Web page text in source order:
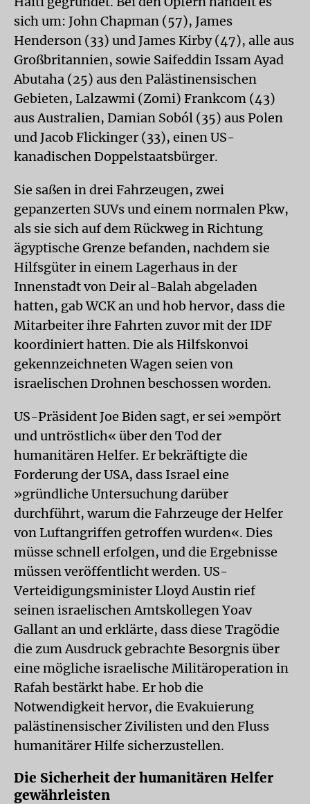
sich um: John Chapman (57), James
Henderson (33) und James Kirby (47), alle aus
Großbritannien, sowie Saifeddin Issam Ayad
Abutaha (25) aus den Palästinensischen
Gebieten, Lalzawmi (Zomi) Frankcom (43)
aus Australien, Damian Soból (35) aus Polen
und Jacob Flickinger (33), einen US-
kanadischen Doppelstaatsbürger.
Sie saßen in drei Fahrzeugen, zwei
gepanzerten SUVs und einem normalen Pkw,
als sie sich auf dem Rückweg in Richtung
ägyptische Grenze befanden, nachdem sie
Hilfsgüter in einem Lagerhaus in der
Innenstadt von Deir al-Balah abgeladen
hatten, gab WCK an und hob hervor, dass die
Mitarbeiter ihre Fahrten zuvor mit der IDF
koordiniert hatten. Die als Hilfskonvoi
gekennzeichneten Wagen seien von
israelischen Drohnen beschossen worden.
US-Präsident Joe Biden sagt, er sei »empört
und untröstlich« über den Tod der
humanitären Helfer. Er bekräftigte die
Forderung der USA, dass Israel eine
»gründliche Untersuchung darüber
durchführt, warum die Fahrzeuge der Helfer
von Luftangriffen getroffen wurden«. Dies
müsse schnell erfolgen, und die Ergebnisse
müssen veröffentlicht werden. US-
Verteidigungsminister Lloyd Austin rief
seinen israelischen Amtskollegen Yoav
Gallant an und erklärte, dass diese Tragödie
die zum Ausdruck gebrachte Besorgnis über
eine mögliche israelische Militäroperation in
Rafah bestärkt habe. Er hob die
Notwendigkeit hervor, die Evakuierung
palästinensischer Zivilisten und den Fluss
humanitärer Hilfe sicherzustellen.
Die Sicherheit der humanitären Helfer
gewährleisten